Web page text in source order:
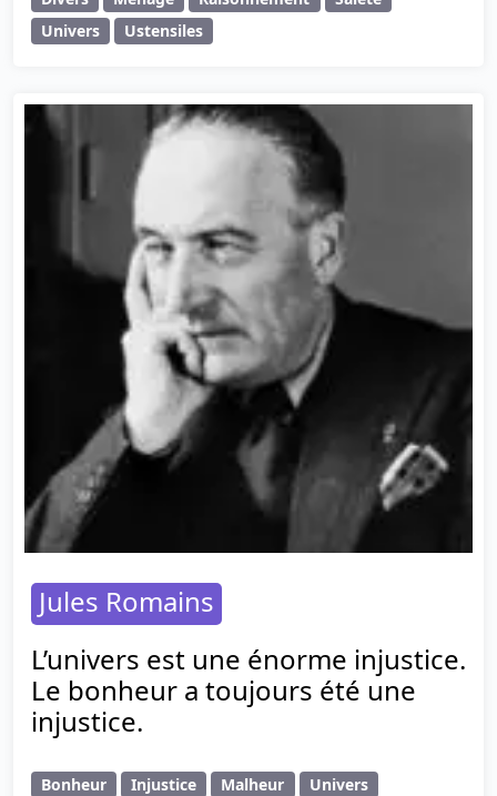
Univers
Ustensiles
Jules Romains
L’univers est une énorme injustice.
Le bonheur a toujours été une
injustice.
Bonheur Injustice Malheur Univers